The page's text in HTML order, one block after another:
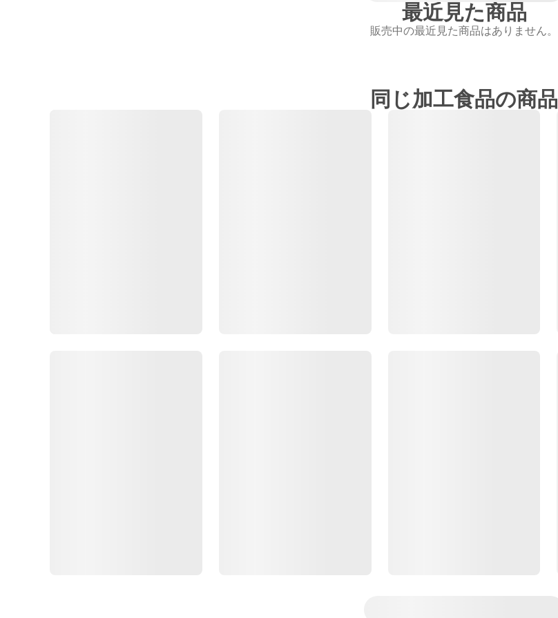
最近見た商品
販売中の最近見た商品はありません。
同じ加工食品の商品